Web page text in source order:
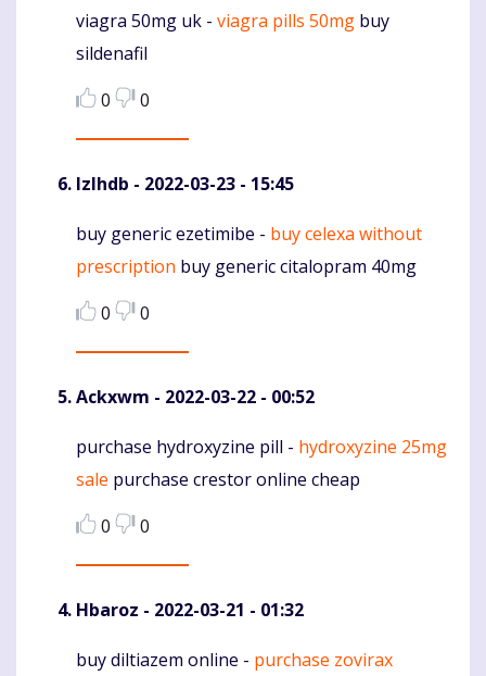
Komentaras
viagra 50mg uk - viagra pills 50mg buy
sildenafil
0
0
Izlhdb - 2022-03-23 - 15:45
Komentaras
buy generic ezetimibe - buy celexa without
prescription buy generic citalopram 40mg
0
0
Ackxwm - 2022-03-22 - 00:52
Komentaras
purchase hydroxyzine pill - hydroxyzine 25mg
sale purchase crestor online cheap
0
0
Hbaroz - 2022-03-21 - 01:32
Komentaras
buy diltiazem online - purchase zovirax